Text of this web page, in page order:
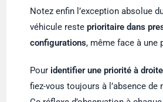
Notez enfin l’exception absolue
véhicule resteprioritaire dans
configurations, même face à une
Pour identifier une priorité à
fiez-vous toujours à l’absence de